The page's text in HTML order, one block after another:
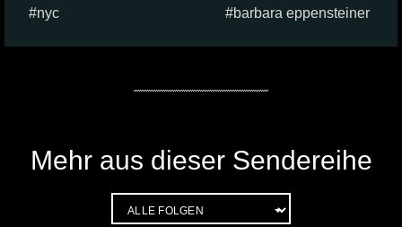
nyc barbara eppensteiner
Mehr aus dieser Sendereihe